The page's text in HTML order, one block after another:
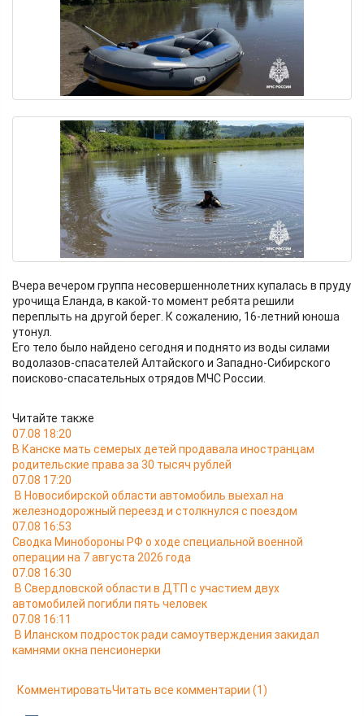
Вчера вечером группа несовершеннолетних купалась в пруду
урочища Еланда, в какой-то момент ребята решили
переплыть на другой берег. К сожалению, 16-летний юноша
утонул.
Его тело было найдено сегодня и поднято из воды силами
водолазов-спасателей Алтайского и Западно-Сибирского
поисково-спасательных отрядов МЧС России.
Читайте также
07.08 18:20
В Канске мать семерых детей продавала иностранцам
родительские права за 30 тысяч рублей
07.08 17:20
В Новосибирской области автомобиль выехал на
железнодорожный переезд и столкнулся с поездом
07.08 16:53
Сводка Минобороны РФ о ходе специальной военной
операции на 7 августа 2026 года
07.08 16:30
В Свердловской области в ДТП с участием двух
автомобилей погибли пять человек
07.08 16:11
В Иланском подросток ради самоутверждения закидал
камнями окна пенсионерки
КомментироватьЧитать все комментарии (1)